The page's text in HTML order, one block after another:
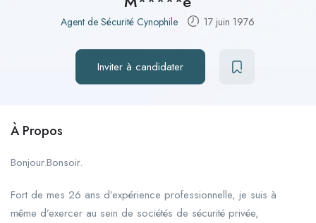
Agent de Sécurité Cynophile 17 juin 1976
Inviter à candidater
À Propos
Bonjour.Bonsoir.
Fort de mes 26 ans d’expérience professionnelle, je suis à
même d’exercer au sein de sociétés de sécurité privée,